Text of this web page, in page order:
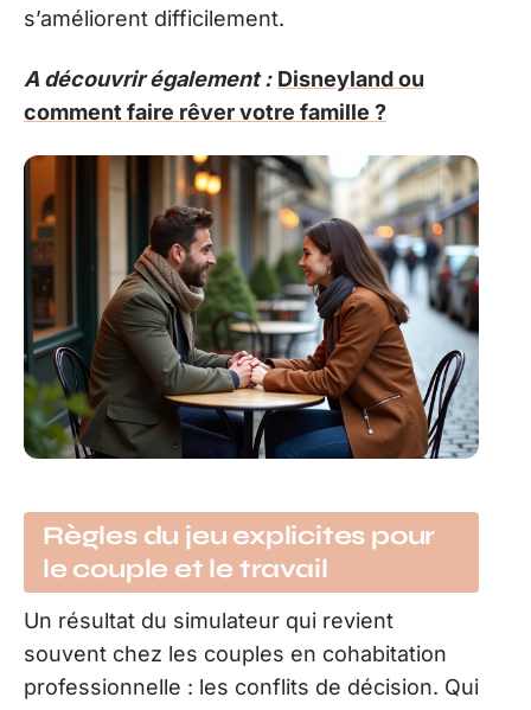
s’améliorent difficilement.
A découvrir également : Disneyland ou
comment faire rêver votre famille ?
Règles du jeu explicites pour
le couple et le travail
Un résultat du simulateur qui revient
souvent chez les couples en cohabitation
professionnelle : les conflits de décision. Qui